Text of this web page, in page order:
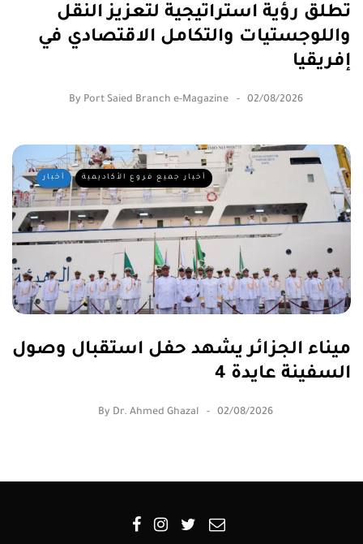
تطلق رؤية استراتيجية لتعزيز النقل
واللوجستيات والتكامل الاقتصادي في
إفريقيا
By Port Saied Branch e-Magazine 02/08/2026
أخبار أخبار جميع فروع الأكاديمية
ميناء الجزائر يشهد حفل استقبال وصول
السفينة عايدة 4
By Dr. Ahmed Ghazal 02/08/2026